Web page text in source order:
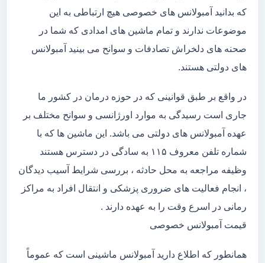
که بدانید آمبولانس های خصوصی هیچ ارتباطی به این
موضوعات ندارند و تمام ماشین های امدادی که شما در
صحنه های دلخراش تصادفات و سوانح می بینید آمبولانس
های دولتی هستند.
در واقع بر طبق قوانینی که در حوزه درمان در کشور ما
جاری است رسیدگی به موارد اورژانسی و سوانح مختلف بر
عهده آمبولانس های دولتی می باشد. این ماشین ها که با
شماره تلفن معروف ۱۱۵ به سادگی در دسترس هستند
وظیفه مراجعه به محل حادثه ، بررسی شرایط آسیب دیدگان
، انجام فعالیت های ضروری پزشکی و انتقال افراد به مراکز
رمانی در اسرع وقت را به عهده دارند .
قیمت آمبولانس خصوصی
همانطور که اطلاع دارید آمبولانس ماشینی است که عموماً